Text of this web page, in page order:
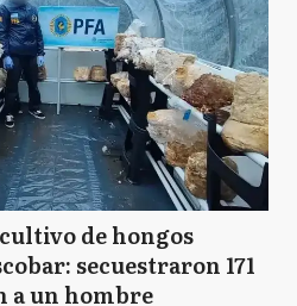
de hongos
secuestraron 171
a un hombre